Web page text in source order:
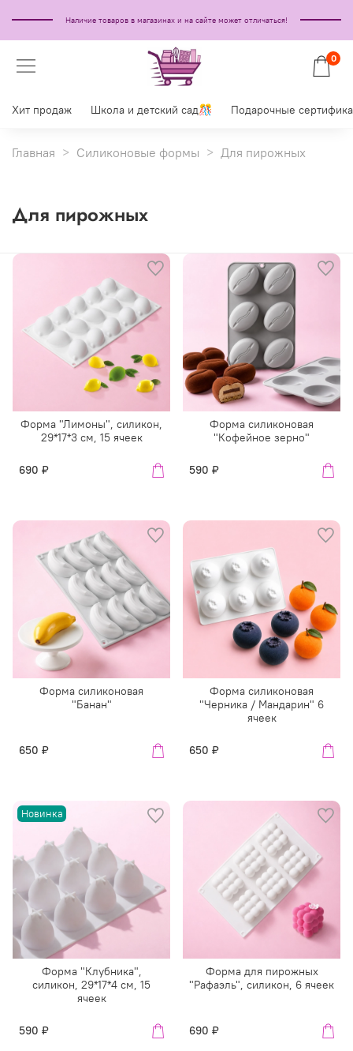
Наличие товаров в магазинах и на сайте может отличаться!
0
Хит продаж Школа и детский сад🎊 Подарочные
Главная Силиконовые формы Для пирожных
Для пирожных
Форма "Лимоны", силикон,
29*17*3 см, 15 ячеек
690 ₽
Форма силиконовая
"Кофейное зерно"
590 ₽
Форма силиконовая
"Банан"
650 ₽
Форма силиконовая
"Черника / Мандарин" 6
ячеек
650 ₽
Новинка
Форма "Клубника",
силикон, 29*17*4 см, 15
ячеек
590 ₽
Форма для пирожных
"Рафаэль", силикон, 6 ячеек
690 ₽